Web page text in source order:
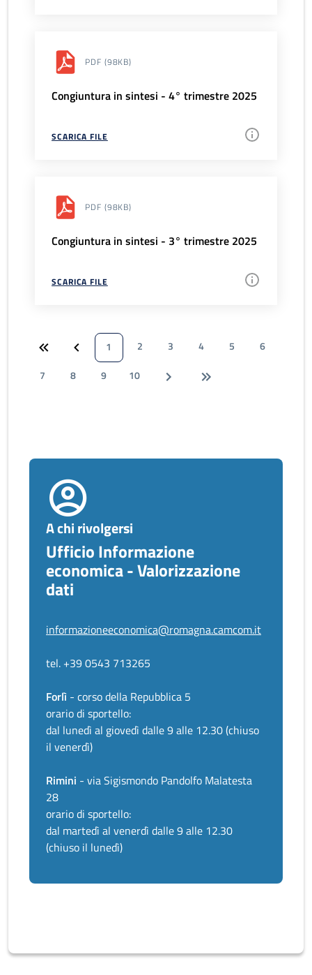
PDF (98KB)
Congiuntura in sintesi - 4° trimestre 2025
SCARICA FILE
PDF (98KB)
Congiuntura in sintesi - 3° trimestre 2025
SCARICA FILE
1 2 3 4 5
6
7
8 9 10
A chi rivolgersi
Ufficio Informazione
economica - Valorizzazione
dati
informazioneeconomica@romagna.camcom.it
tel. +39 0543 713265
Forlì - corso della Repubblica 5
orario di sportello:
dal lunedì al giovedì dalle 9 alle 12.30 (chiuso
il venerdì)
Rimini - via Sigismondo Pandolfo Malatesta
28
orario di sportello:
dal martedì al venerdì dalle 9 alle 12.30
(chiuso il lunedì)